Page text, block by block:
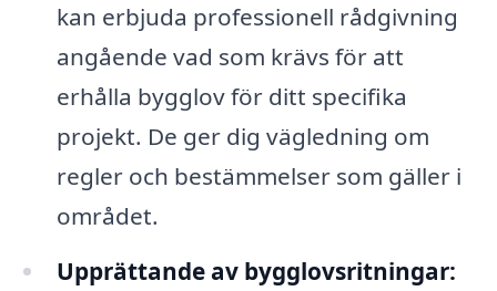
kan erbjuda professionell rådgivning
angående vad som krävs för att
erhålla bygglov för ditt specifika
projekt. De ger dig vägledning om
regler och bestämmelser som gäller i
området.
Upprättande av bygglovsritningar: